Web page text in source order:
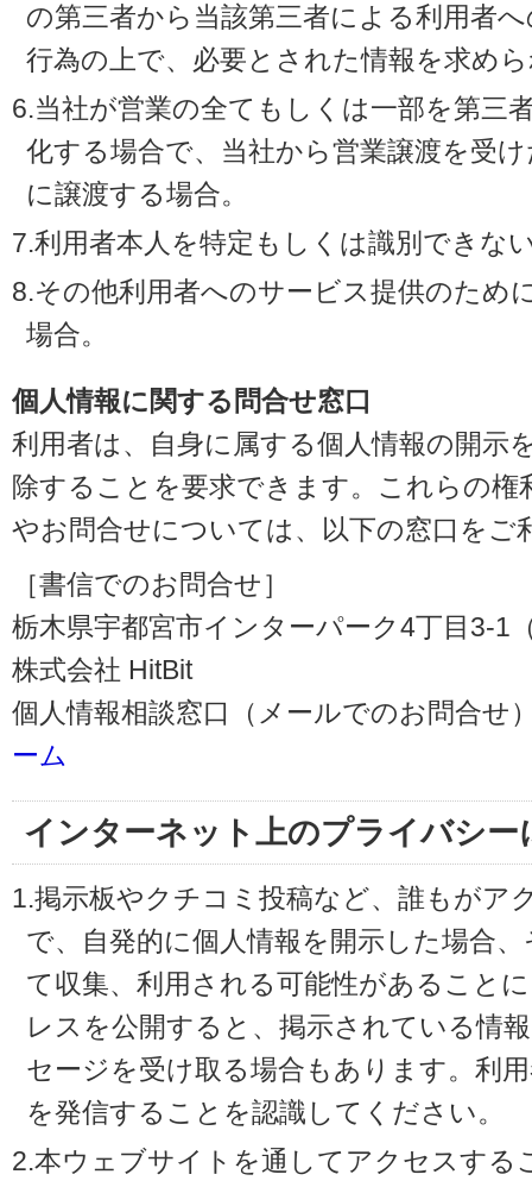
の第三者から当該第三者による利用者
行為の上で、必要とされた情報を求め
6.当社が営業の全てもしくは一部を第三
化する場合で、当社から営業譲渡を受
に譲渡する場合。
7.利用者本人を特定もしくは識別できな
8.その他利用者へのサービス提供のため
場合。
個人情報に関する問合せ窓口
利用者は、自身に属する個人情報の開示
除することを要求できます。これらの権
やお問合せについては、以下の窓口をご
［書信でのお問合せ］
栃木県宇都宮市インターパーク4丁目3-1
株式会社 HitBit
個人情報相談窓口（メールでのお問合せ
ーム
インターネット上のプライバシー
1.掲示板やクチコミ投稿など、誰もがア
で、自発的に個人情報を開示した場合
て収集、利用される可能性があること
レスを公開すると、掲示されている情
セージを受け取る場合もあります。利
を発信することを認識してください。
2.本ウェブサイトを通してアクセスする